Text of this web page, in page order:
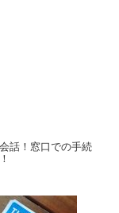
話！窓口での手続